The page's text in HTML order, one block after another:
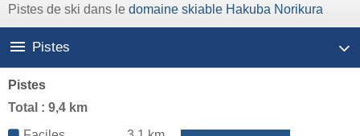
Pistes de ski dans le domaine skiable Hakuba Norikura
Pistes
Pistes
Total : 9,4 km